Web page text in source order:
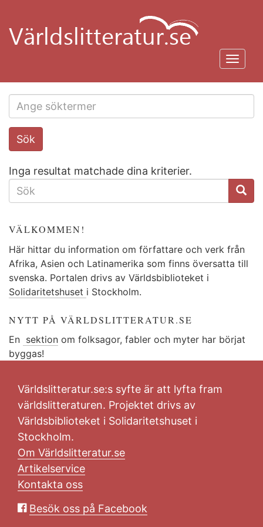
huvudinnehåll
Search
this
Sök
Inga resultat matchade dina kriterier.
SÖKFORMULÄR
VÄLKOMMEN!
Här hittar du information om författare och verk från
Afrika, Asien och Latinamerika som finns översatta till
svenska. Portalen drivs av Världsbiblioteket i
Solidaritetshuset i Stockholm.
NYTT PÅ VÄRLDSLITTERATUR.SE
En sektion om folksagor, fabler och myter har börjat
byggas!
Världslitteratur.se:s syfte är att lyfta fram
världslitteraturen. Projektet drivs av
Världsbiblioteket i Solidaritetshuset i
Stockholm.
Om Världslitteratur.se
Artikelservice
Kontakta oss
Besök oss på Facebook